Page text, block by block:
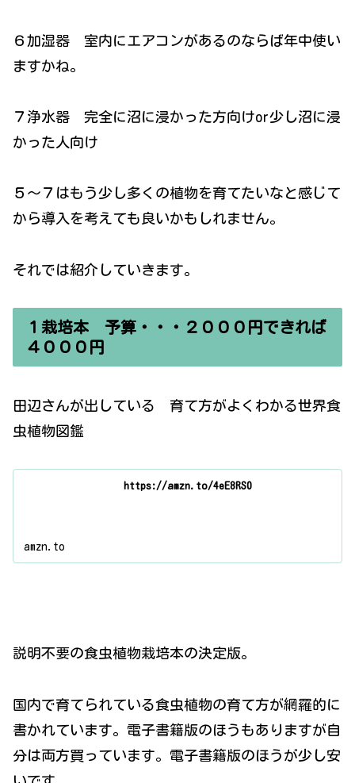
６加湿器 室内にエアコンがあるのならば年中使い
ますかね。
７浄水器 完全に沼に浸かった方向けor少し沼に浸
かった人向け
５〜７はもう少し多くの植物を育てたいなと感じて
から導入を考えても良いかもしれません。
それでは紹介していきます。
１栽培本 予算・・・２０００円できれば
４０００円
田辺さんが出している 育て方がよくわかる世界食
虫植物図鑑
https://amzn.to/4eE8RS0
amzn.to
説明不要の食虫植物栽培本の決定版。
国内で育てられている食虫植物の育て方が網羅的に
書かれています。電子書籍版のほうもありますが自
分は両方買っています。電子書籍版のほうが少し安